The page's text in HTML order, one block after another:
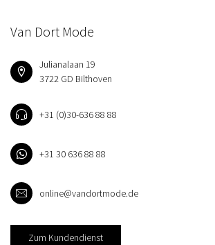
Van Dort Mode
Julianalaan 19
3722 GD Bilthoven
+31 (0)30-636 88 88
+31 30 636 88 88
online@vandortmode.de
Zum Kundendienst